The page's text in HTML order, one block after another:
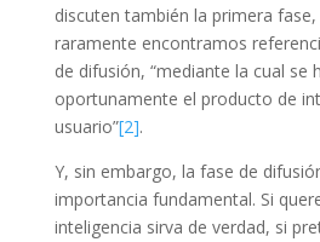
discuten también la primera
raramente encontramos
de difusión, “mediante la cual se
oportunamente el producto de
usuario”[2].
Y, sin embargo, la fase de
importancia fundamental. Si
inteligencia sirva de verdad, si